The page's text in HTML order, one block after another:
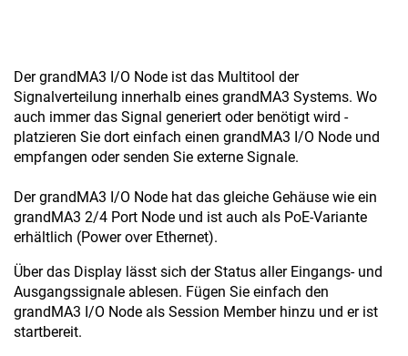
Der grandMA3 I/O Node ist das Multitool der
Signalverteilung innerhalb eines grandMA3 Systems. Wo
auch immer das Signal generiert oder benötigt wird -
platzieren Sie dort einfach einen grandMA3 I/O Node und
empfangen oder senden Sie externe Signale.
Der grandMA3 I/O Node hat das gleiche Gehäuse wie ein
grandMA3 2/4 Port Node und ist auch als PoE-Variante
erhältlich (Power over Ethernet).
Über das Display lässt sich der Status aller Eingangs- und
Ausgangssignale ablesen. Fügen Sie einfach den
grandMA3 I/O Node als Session Member hinzu und er ist
startbereit.